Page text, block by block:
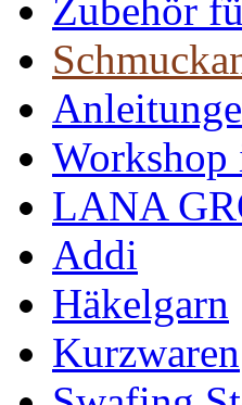
Zubehör
LANA
Addi
Häkelgarn
Kurzwaren